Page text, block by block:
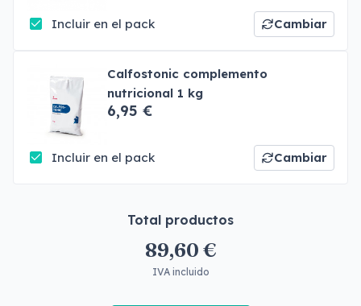
Incluir en el pack Cambiar
Calfostonic complemento
nutricional 1 kg
6,95 €
Incluir en el pack Cambiar
Total productos
89,60 €
IVA incluido